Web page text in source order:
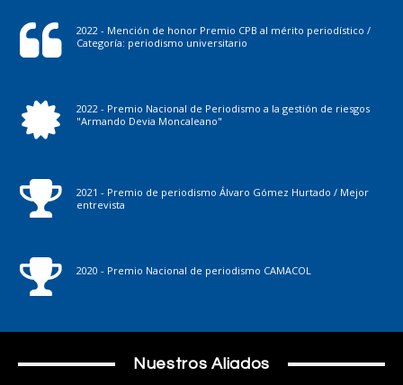
2022 - Mención de honor Premio CPB al mérito periodístico /
Categoría: periodismo universitario
2022 - Premio Nacional de Periodismo a la gestión de riesgos
"Armando Devia Moncaleano"
2021 - Premio de periodismo Álvaro Gómez Hurtado / Mejor
entrevista
2020 - Premio Nacional de periodismo CAMACOL
Nuestros Aliados